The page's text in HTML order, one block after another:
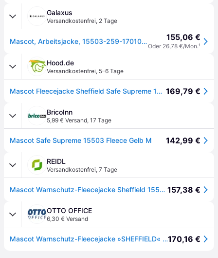
Galaxus
Versandkostenfrei, 2 Tage
Mascot, Arbeitsjacke, 15503-259-17010 Jacke XL Navy (XL) 155,06 €
Oder 26,78 €/Mon.¹
Hood.de
Versandkostenfrei, 5–6 Tage
Mascot Fleecejacke Sheffield Safe Supreme 15503-259 169,79 €
BricoInn
5,99 € Versand, 17 Tage
Mascot Safe Supreme 15503 Fleece Gelb M 142,99 €
REIDL
Versandkostenfrei, 7 Tage
Mascot Warnschutz-Fleecejacke Sheffield 15503-259 Gr. XL hi-vis gelb/schwarzblau 157,38 €
OTTO OFFICE
6,30 € Versand
Mascot Warnschutz-Fleecejacke »SHEFFIELD« Safe Supreme Größe XL gelb170,16 €